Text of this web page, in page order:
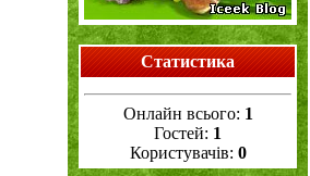
Статистика
Онлайн всього: 1
Гостей: 1
Користувачів: 0